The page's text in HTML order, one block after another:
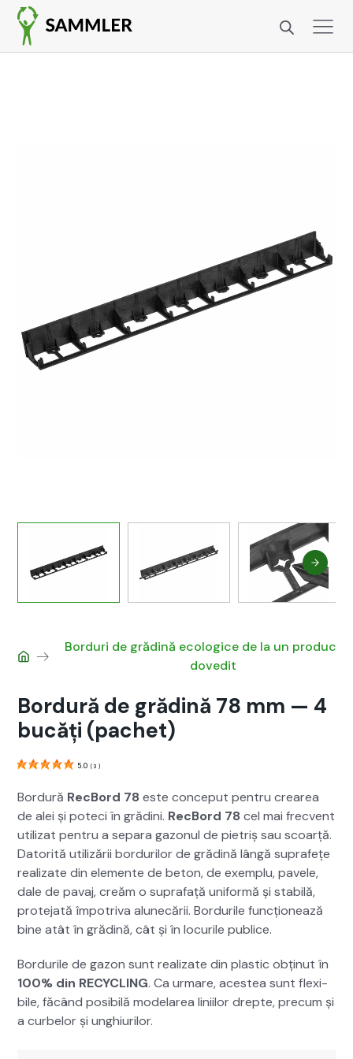
Bor­duri de grăd­ină eco­log­ice de la un
doved­it
Bordură de grădină 78 mm — 4
bucăți (pachet)
5.0 ( 3 )
Bor­dură RecBord 78 este con­ceput pen­tru crearea
de alei și pote­ci în gră­di­ni. RecBord 78 cel mai frecvent
uti­lizat pen­tru a sep­a­ra gazonul de pietriș sau scoarță.
Datorită uti­lizării bor­durilor de grăd­ină lângă suprafețe
real­izate din ele­mente de beton, de exem­plu, pavele,
dale de pavaj, creăm o suprafață uni­for­mă și sta­bilă,
pro­te­jată împotri­va alunecării. Bor­durile funcționează
bine atât în grăd­ină, cât și în locurile pub­lice.
Bor­durile de gazon sunt real­izate din plas­tic obțin­ut în
100% din RECYCLING. Ca urmare, aces­tea sunt flex­i­
bile, făcând posi­bilă mod­e­larea lini­ilor drepte, pre­cum și
a curbe­lor și unghi­urilor.